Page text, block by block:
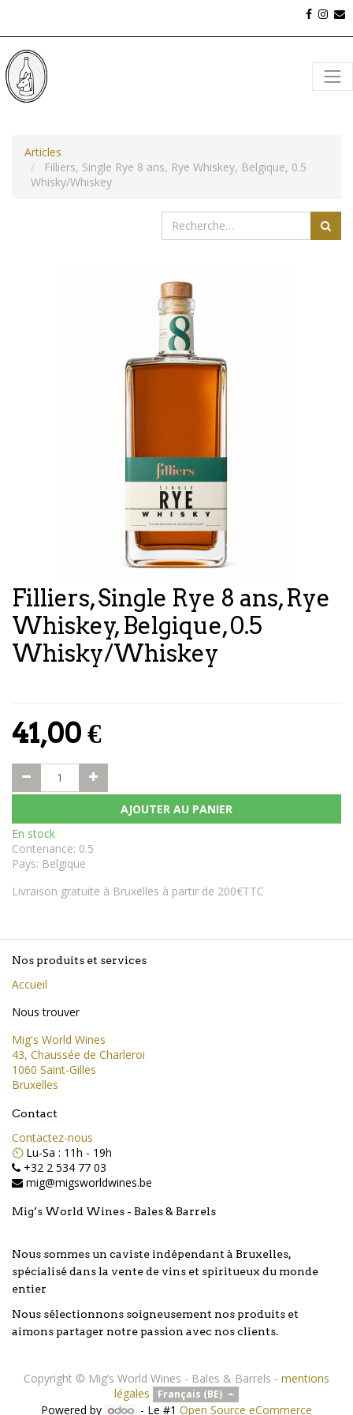
Articles
Filliers, Single Rye 8 ans, Rye Whiskey, Belgique, 0.5
Whisky/Whiskey
Filliers, Single Rye 8 ans, Rye
Whiskey, Belgique, 0.5
Whisky/Whiskey
41,00€
AJOUTER AU PANIER
En stock
Contenance: 0.5
Pays: Belgique
Livraison gratuite à Bruxelles à partir de 200€TTC
Nos produits et services
Accueil
Nous trouver
Mig's World Wines
43, Chaussée de Charleroi
1060 Saint-Gilles
Bruxelles
Contact
Contactez-nous
⏲️ Lu-Sa : 11h - 19h
+32 2 534 77 03
mig@migsworldwines.be
Mig’s World Wines - Bales & Barrels
Nous sommes un caviste indépendant à Bruxelles,
spécialisé dans la vente de vins et spiritueux du monde
entier
Nous sélectionnons soigneusement nos produits et
aimons partager notre passion avec nos clients.
Copyright © Mig’s World Wines - Bales & Barrels - mentions
légales
Français (BE)
Powered by - Le #1 Open Source eCommerce